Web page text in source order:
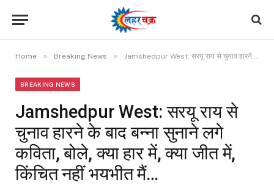
Home » Breaking News » Jamshedpur West: सरयू राय से चुनाव हारने के बाद बन्ना सुनाने लगे कविता, बोले, क्या हार में, क्या जीत में, किंचित नहीं भयभीत मैं…
BREAKING NEWS
Jamshedpur West: सरयू राय से
चुनाव हारने के बाद बन्ना सुनाने लगे
कविता, बोले, क्या हार में, क्या जीत में,
किंचित नहीं भयभीत मैं…